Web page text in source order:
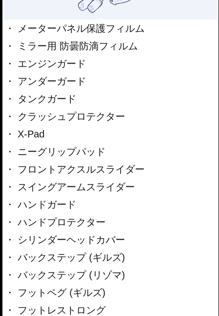
メーターパネル保護フィルム
ミラー用 防曇防滴フィルム
エンジンガード
アンダーガード
タンクガード
クラッシュプロテクター
X-Pad
ニーグリップパッド
フロントアクスルスライダー
スイングアームスライダー
ハンドガード
ハンドプロテクター
シリンダーヘッドカバー
バックステップ (ギルズ)
バックステップ (リゾマ)
フットペグ (ギルズ)
フットレストロング